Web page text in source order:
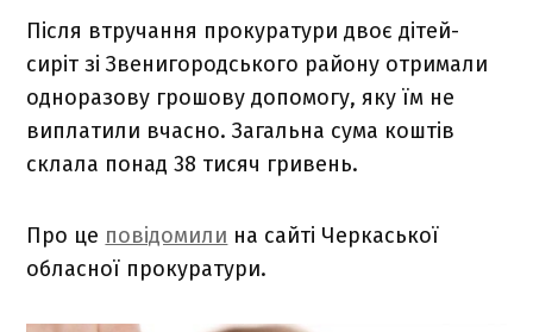
Після втручання прокуратури двоє дітей-
сиріт зі Звенигородського району отримали
одноразову грошову допомогу, яку їм не
виплатили вчасно. Загальна сума коштів
склала понад 38 тисяч гривень.
Про це повідомили на сайті Черкаської
обласної прокуратури.